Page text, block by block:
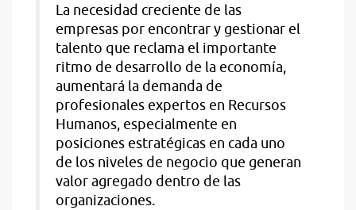
La necesidad creciente de las
empresas por encontrar y gestionar el
talento que reclama el importante
ritmo de desarrollo de la economía,
aumentará la demanda de
profesionales expertos en Recursos
Humanos, especialmente en
posiciones estratégicas en cada uno
de los niveles de negocio que generan
valor agregado dentro de las
organizaciones.